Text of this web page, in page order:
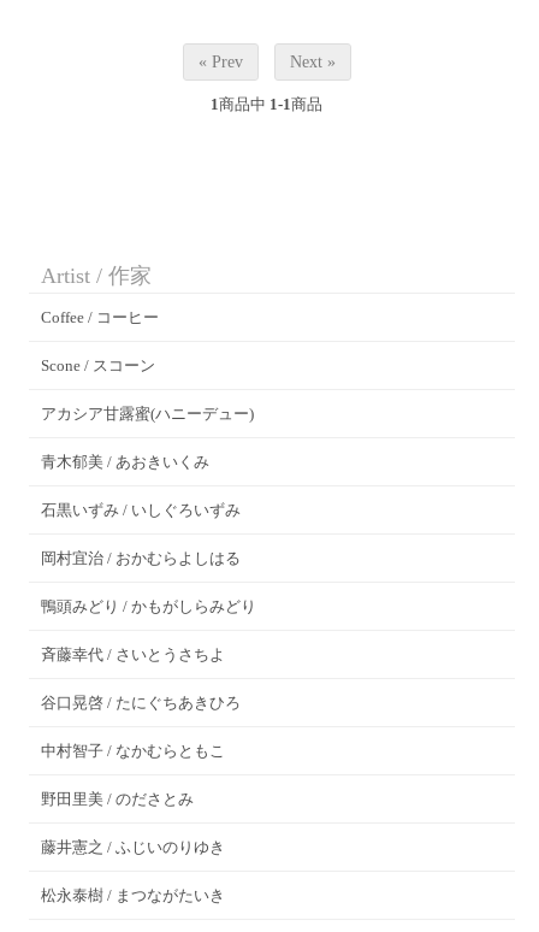
« Prev Next »
1商品中 1-1商品
Artist / 作家
Coffee / コーヒー
Scone / スコーン
アカシア甘露蜜(ハニーデュー)
青木郁美 / あおきいくみ
石黒いずみ / いしぐろいずみ
岡村宜治 / おかむらよしはる
鴨頭みどり / かもがしらみどり
斉藤幸代 / さいとうさちよ
谷口晃啓 / たにぐちあきひろ
中村智子 / なかむらともこ
野田里美 / のださとみ
藤井憲之 / ふじいのりゆき
松永泰樹 / まつながたいき